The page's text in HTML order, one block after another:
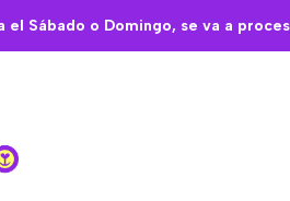
Sábado o Domingo, se va a